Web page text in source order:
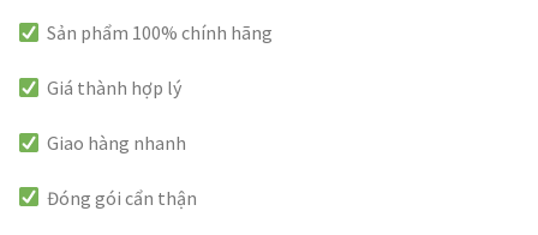
Sản phẩm 100% chính hãng
Giá thành hợp lý
Giao hàng nhanh
Đóng gói cẩn thận